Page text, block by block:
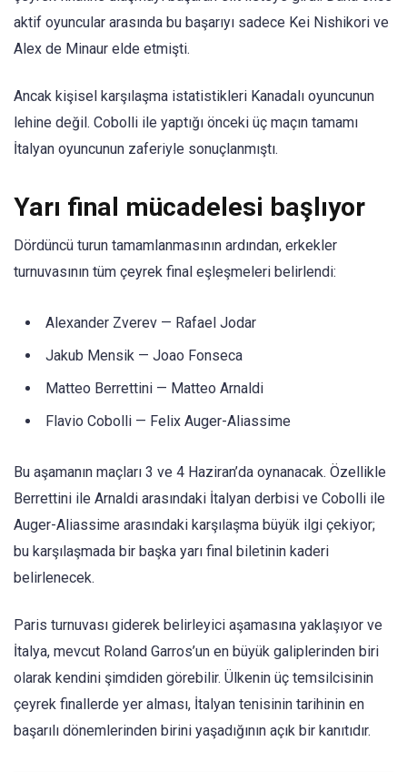
aktif oyuncular arasında bu başarıyı sadece Kei Nishikori ve
Alex de Minaur elde etmişti.
Ancak kişisel karşılaşma istatistikleri Kanadalı oyuncunun
lehine değil. Cobolli ile yaptığı önceki üç maçın tamamı
İtalyan oyuncunun zaferiyle sonuçlanmıştı.
Yarı final mücadelesi başlıyor
Dördüncü turun tamamlanmasının ardından, erkekler
turnuvasının tüm çeyrek final eşleşmeleri belirlendi:
Alexander Zverev — Rafael Jodar
Jakub Mensik — Joao Fonseca
Matteo Berrettini — Matteo Arnaldi
Flavio Cobolli — Felix Auger-Aliassime
Bu aşamanın maçları 3 ve 4 Haziran’da oynanacak. Özellikle
Berrettini ile Arnaldi arasındaki İtalyan derbisi ve Cobolli ile
Auger-Aliassime arasındaki karşılaşma büyük ilgi çekiyor;
bu karşılaşmada bir başka yarı final biletinin kaderi
belirlenecek.
Paris turnuvası giderek belirleyici aşamasına yaklaşıyor ve
İtalya, mevcut Roland Garros’un en büyük galiplerinden biri
olarak kendini şimdiden görebilir. Ülkenin üç temsilcisinin
çeyrek finallerde yer alması, İtalyan tenisinin tarihinin en
başarılı dönemlerinden birini yaşadığının açık bir kanıtıdır.